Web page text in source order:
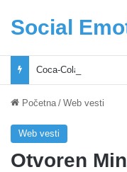
Social
Početna / Web vesti
Web vesti
Otvoren